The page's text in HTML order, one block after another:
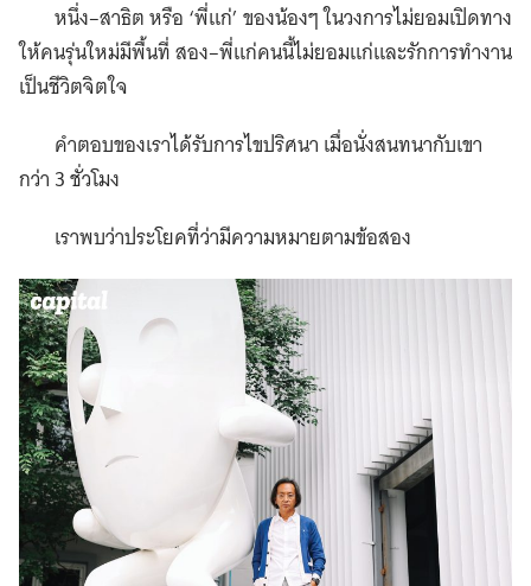
หนึ่ง–สาธิต หรือ ‘พี่แก่’ ของน้องๆ ในวงการไม่ยอมเปิดทาง
ให้คนรุ่นใหม่มีพื้นที่ สอง–พี่แก่คนนี้ไม่ยอมแก่และรักการทำงาน
เป็นชีวิตจิตใจ
คำตอบของเราได้รับการไขปริศนา เมื่อนั่งสนทนากับเขา
กว่า 3 ชั่วโมง
เราพบว่าประโยคที่ว่ามีความหมายตามข้อสอง